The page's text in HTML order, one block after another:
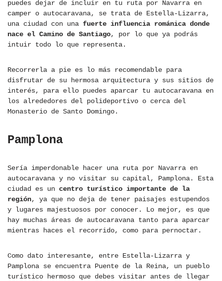
puedes dejar de incluir en tu ruta por Navarra en
camper o autocaravana, se trata de Estella-Lizarra,
una ciudad con una fuerte influencia románica donde
nace el Camino de Santiago, por lo que ya podrás
intuir todo lo que representa.
Recorrerla a pie es lo más recomendable para
disfrutar de su hermosa arquitectura y sus sitios de
interés, para ello puedes aparcar tu autocaravana en
los alrededores del polideportivo o cerca del
Monasterio de Santo Domingo.
Pamplona
Sería imperdonable hacer una ruta por Navarra en
autocaravana y no visitar su capital, Pamplona. Esta
ciudad es un centro turístico importante de la
región, ya que no deja de tener paisajes estupendos
y lugares majestuosos por conocer. Lo mejor, es que
hay muchas áreas de autocaravana tanto para aparcar
mientras haces el recorrido, como para pernoctar.
Como dato interesante, entre Estella-Lizarra y
Pamplona se encuentra Puente de la Reina, un pueblo
turístico hermoso que debes visitar antes de llegar